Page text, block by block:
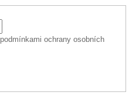
podmínkami ochrany osobních